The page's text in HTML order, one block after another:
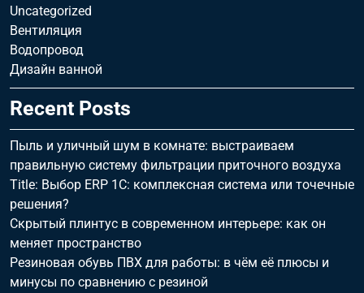
Uncategorized
Вентиляция
Водопровод
Дизайн ванной
Recent Posts
Пыль и уличный шум в комнате: выстраиваем
правильную систему фильтрации приточного воздуха
Title: Выбор ERP 1С: комплексная система или точечные
решения?
Скрытый плинтус в современном интерьере: как он
меняет пространство
Резиновая обувь ПВХ для работы: в чём её плюсы и
минусы по сравнению с резиной